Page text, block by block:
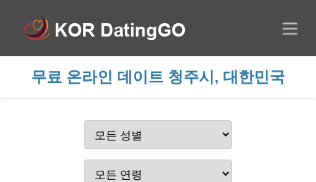
무료 온라인 데이트 청주시, 대한민국